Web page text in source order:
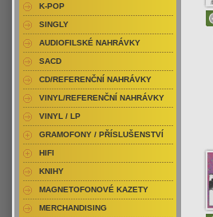
K-POP
SINGLY
AUDIOFILSKÉ NAHRÁVKY
SACD
CD/REFERENČNÍ NAHRÁVKY
VINYL/REFERENČNÍ NAHRÁVKY
VINYL / LP
GRAMOFONY / PŘÍSLUŠENSTVÍ
HIFI
KNIHY
MAGNETOFONOVÉ KAZETY
MERCHANDISING